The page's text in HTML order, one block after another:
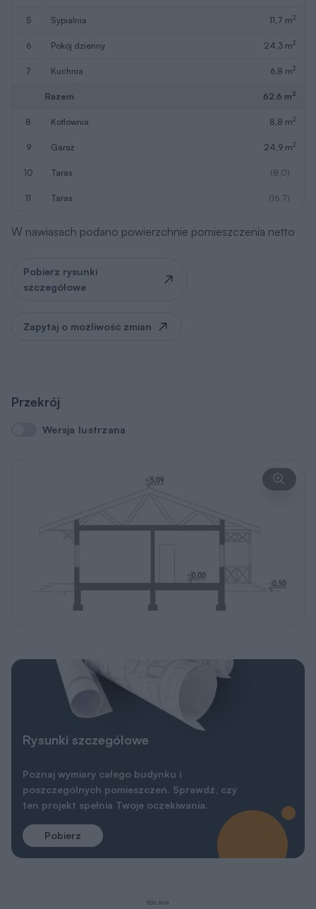
5 sypialnia 11,7 m2
6 pokój dzienny 24,3 m2
7 kuchnia 6,8 m2
Razem 62,6 m2
8 kotłownia 8,8 m2
9 garaż 24,9 m2
10 taras (8,0)
11 taras (16,7)
W nawiasach podano powierzchnie pomieszczenia netto
Pobierz rysunki
szczegółowe
Zapytaj o możliwość zmian
Przekrój
Wersja lustrzana
Wersja lustrzana
Rysunki szczegółowe
Poznaj wymiary całego budynku i
poszczególnych pomieszczeń. Sprawdź, czy
ten projekt spełnia Twoje oczekiwania.
Pobierz
REKLAMA